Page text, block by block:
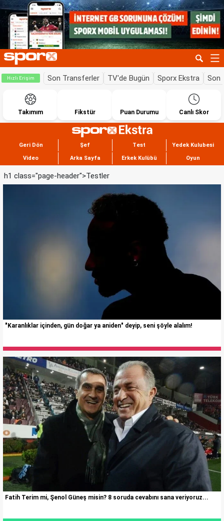
Hızlı Erişim Son Transferler TV'de Bugün Sporx Ekstra Son
Takımım Fikstür Puan Durumu Canlı Skor
Geri Dön Şef Test
Yedek Kulubesi
Video
Arka Sayfa Erkek Kulübü Oyun
h1 class="page-header">Testler
"Karanlıklar içinden, gün doğar ya aniden" deyip, seni şöyle alalım!
Fatih Terim mi, Şenol Güneş misin? 8 soruda cevabını sana veriyoruz...